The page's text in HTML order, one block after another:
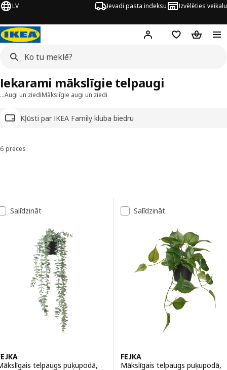
LV Ievadi pasta indeksu Izvēlēties veikalu
Hej! Pierakstīties
PirkumuPirkumu
…Augi un ziediMākslīgie augi un ziedi
Kļūsti par IKEA Family kluba biedru
Iekarami mākslīgie telpaugi
Kārtot un filtrēt
6 preces
Rezultātu saraksts
Salīdzināt
telpaugs puķupodā,
Salīdzināt
FEJKA
Mākslīgais telpaugs puķupodā,